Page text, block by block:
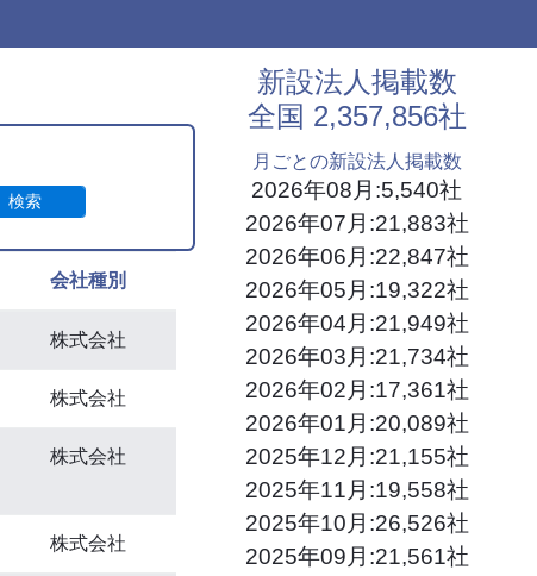
検索
会社種別
株式会社
株式会社
株式会社
株式会社
新設法人掲載数
全国 2,357,856社
月ごとの新設法人掲載数
2026年08月:5,540社
2026年07月:21,883社
2026年06月:22,847社
2026年05月:19,322社
2026年04月:21,949社
2026年03月:21,734社
2026年02月:17,361社
2026年01月:20,089社
2025年12月:21,155社
2025年11月:19,558社
2025年10月:26,526社
2025年09月:21,561社